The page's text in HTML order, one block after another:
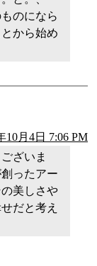
のになら
から始め
10月4日 7:06 PM
ざいま
ったアー
美しさや
だと考え